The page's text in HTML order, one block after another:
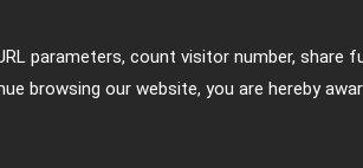
parameters, count visitor number, share
browsing our website, you are hereby